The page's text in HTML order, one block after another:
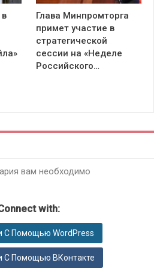
Глава Минпромторга
примет участие в
стратегической
сессии на «Неделе
Российского…
вам необходимо
with:
С Помощью WordPress
С Помощью ВКонтакте